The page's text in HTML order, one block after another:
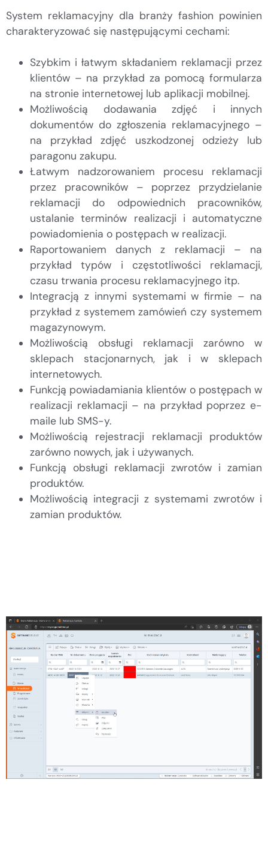
System reklamacyjny dla branży fashion powinien
charakteryzować się następującymi cechami:
Szybkim i łatwym składaniem reklamacji przez
klientów – na przykład za pomocą formularza
na stronie internetowej lub aplikacji mobilnej.
Możliwością dodawania zdjęć i innych
dokumentów do zgłoszenia reklamacyjnego –
na przykład zdjęć uszkodzonej odzieży lub
paragonu zakupu.
Łatwym nadzorowaniem procesu reklamacji
przez pracowników – poprzez przydzielanie
reklamacji do odpowiednich pracowników,
ustalanie terminów realizacji i automatyczne
powiadomienia o postępach w realizacji.
Raportowaniem danych z reklamacji – na
przykład typów i częstotliwości reklamacji,
czasu trwania procesu reklamacyjnego itp.
Integracją z innymi systemami w firmie – na
przykład z systemem zamówień czy systemem
magazynowym.
Możliwością obsługi reklamacji zarówno w
sklepach stacjonarnych, jak i w sklepach
internetowych.
Funkcją powiadamiania klientów o postępach w
realizacji reklamacji – na przykład poprzez e-
maile lub SMS-y.
Możliwością rejestracji reklamacji produktów
zarówno nowych, jak i używanych.
Funkcją obsługi reklamacji zwrotów i zamian
produktów.
Możliwością integracji z systemami zwrotów i
zamian produktów.